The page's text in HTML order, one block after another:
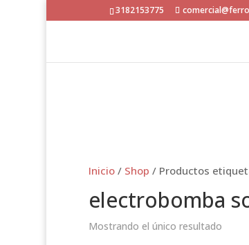
3182153775
Inicio/ Shop / Productos
electrobomba
Mostrando el único resultado